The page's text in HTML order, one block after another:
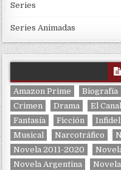
Series
Series Animadas
Amazon Prime Biografía
Crimen
Drama El
Fantasía
Ficción
Musical
Narcotráfico
Novela 2011-2020
Novela Argentina